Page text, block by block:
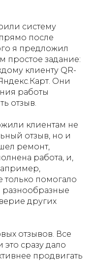
систему
после
я предложил
простое задание:
клиенту QR-
Они
работы
отзыв.
клиентам не
отзыв, но и
ремонт,
работа, и,
только помогало
других
отзывов. Все
сразу дало
продвигать